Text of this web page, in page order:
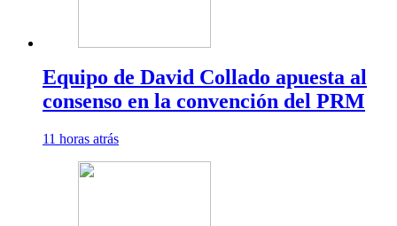
Equipo de David Collado apuesta al
consenso en la convención del PRM
11 horas atrás